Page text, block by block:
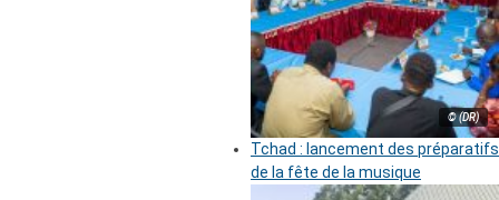
© (DR)
Tchad : lancement des préparatifs
de la fête de la musique